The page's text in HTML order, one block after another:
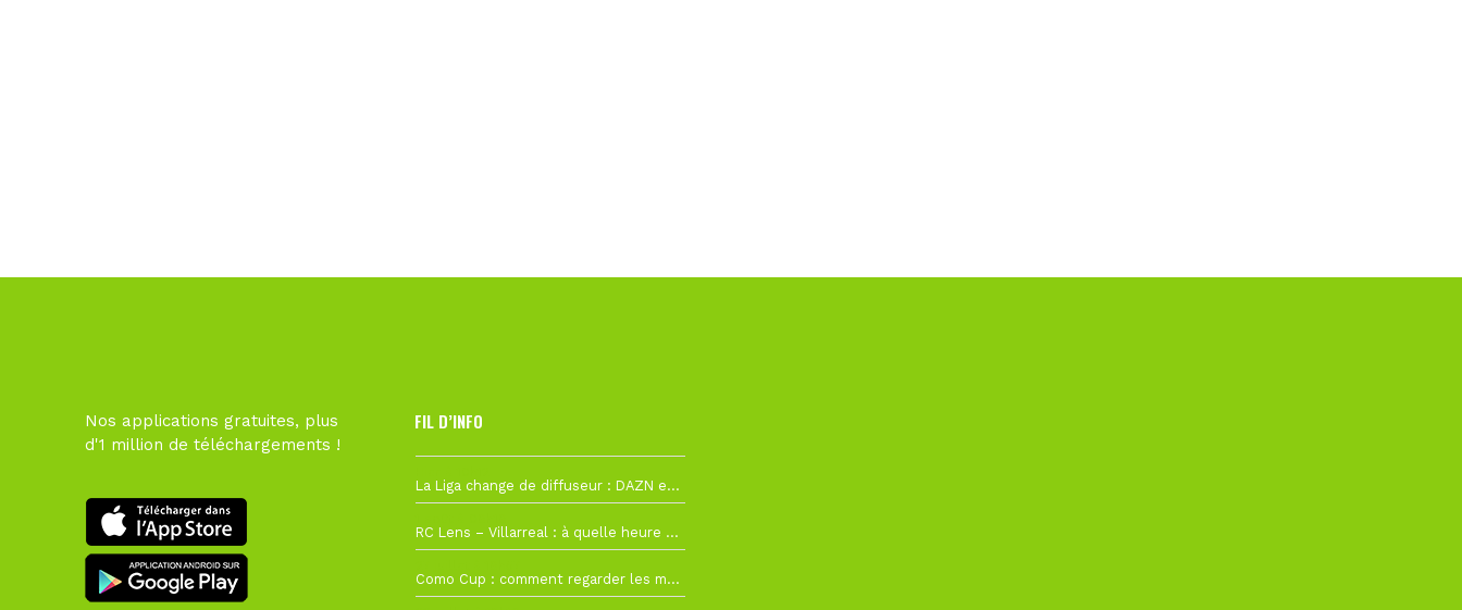
Nos applications gratuites, plus
d'1 million de téléchargements !
FIL D’INFO
La Liga change de diffuseur : DAZN et Disney+ remplacent beIN Sports !
RC Lens – Villarreal : à quelle heure et sur quelle chaîne voir la finale de la Como Cup ?
Como Cup : comment regarder les matchs du RC Lens en direct ?